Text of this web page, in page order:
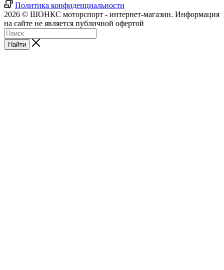
Политика конфиденциальности
2026 © ШОНКС моторспорт - интернет-магазин. Информация
на сайте не является публичной офертой
Найти